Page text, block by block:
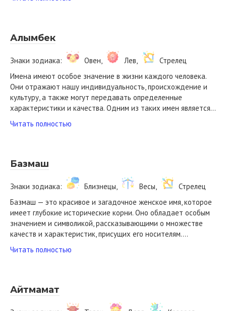
Алымбек
Знаки зодиака: Овен, Лев,
Стрелец
Имена имеют особое значение в жизни каждого человека.
Они отражают нашу индивидуальность, происхождение и
культуру, а также могут передавать определенные
характеристики и качества. Одним из таких имен является…
Читать полностью
Базмаш
Знаки зодиака: Близнецы, Весы,
Стрелец
Базмаш — это красивое и загадочное женское имя, которое
имеет глубокие исторические корни. Оно обладает особым
значением и символикой, рассказывающими о множестве
качеств и характеристик, присущих его носителям….
Читать полностью
Айтмамат